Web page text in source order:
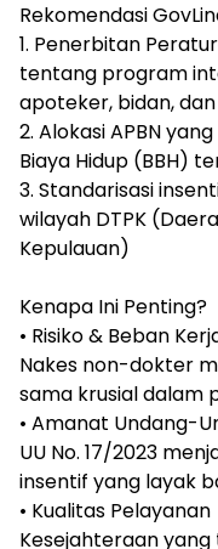
Rekomendasi
1. Penerbitan
tentang program
apoteker, bidan,
2. Alokasi APBN
Biaya Hidup (BBH)
3. Standarisasi
wilayah DTPK
Kepulauan)
Kenapa Ini Penting?
• Risiko & Beban
Nakes non-dokter
sama krusial dalam
• Amanat Undang-
UU No. 17/2023
insentif yang layak
• Kualitas Pelayanan
Kesejahteraan